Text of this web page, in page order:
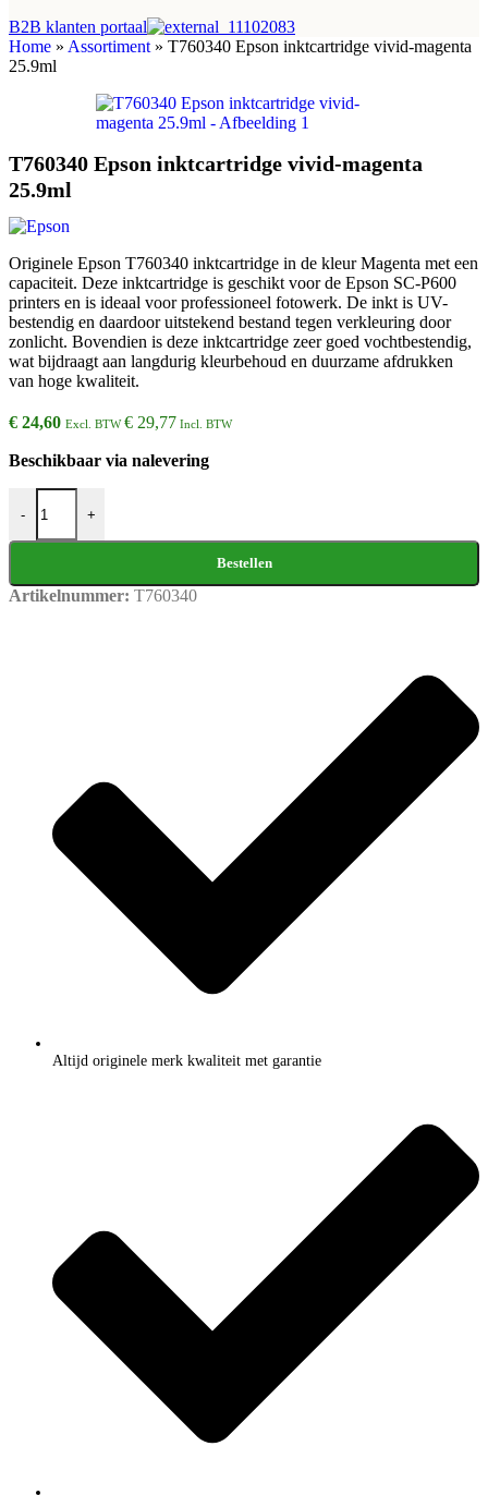
B2B klanten portaal
Home » Assortiment » T760340 Epson inktcartridge vivid-magenta
25.9ml
T760340 Epson inktcartridge vivid-magenta
25.9ml
Originele Epson T760340 inktcartridge in de kleur Magenta met een
capaciteit. Deze inktcartridge is geschikt voor de Epson SC-P600
printers en is ideaal voor professioneel fotowerk. De inkt is UV-
bestendig en daardoor uitstekend bestand tegen verkleuring door
zonlicht. Bovendien is deze inktcartridge zeer goed vochtbestendig,
wat bijdraagt aan langdurig kleurbehoud en duurzame afdrukken
van hoge kwaliteit.
€ 24,60 Excl. BTW€ 29,77 Incl. BTW
Beschikbaar via nalevering
-
T760340 Epson inktcartridge vivid-magenta 25.9ml aantal
+
Bestellen
Artikelnummer: T760340
Altijd originele merk kwaliteit met garantie